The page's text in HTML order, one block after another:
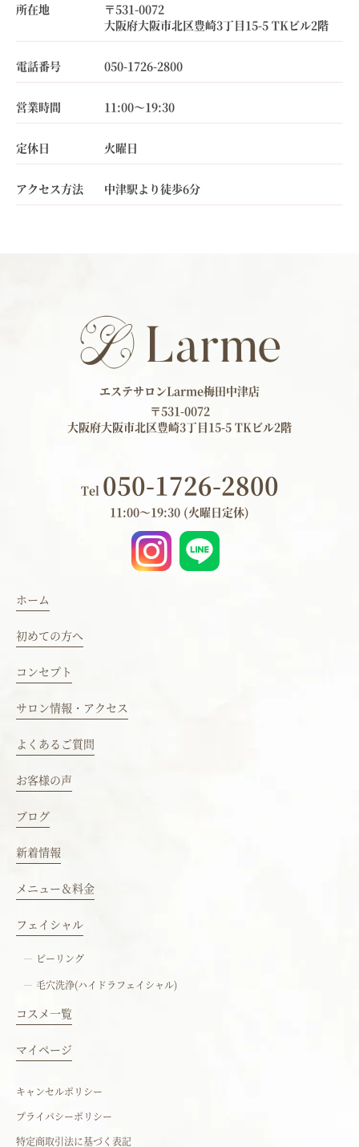
所在地
〒531-0072
大阪府大阪市北区豊崎3丁目15-5 TKビル2階
電話番号 050-1726-2800
営業時間 11:00～19:30
定休日 火曜日
アクセス方法 中津駅より徒歩6分
エステサロンLarme梅田中津店
〒531-0072
大阪府大阪市北区豊崎3丁目15-5 TKビル2階
Tel 050-1726-2800
11:00～19:30 (火曜日定休)
ホーム
初めての方へ
コンセプト
サロン情報・アクセス
よくあるご質問
お客様の声
ブログ
新着情報
メニュー＆料金
フェイシャル
ピーリング
毛穴洗浄(ハイドラフェイシャル)
コスメ一覧
マイページ
キャンセルポリシー
プライバシーポリシー
特定商取引法に基づく表記